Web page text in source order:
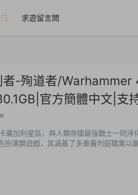
求遊留言闆
者-殉道者/
官方簡體中文|支
裏加利星區，與人類帝國最強戰士一同
類遊戲，其涵蓋了多重審判庭職業以嚴厲執行帝